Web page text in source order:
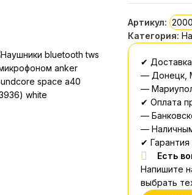
Артикул:
Категория:
✔
— Донецк,
—
✔ Оплата
—
—
✔ Гарантия
Есть
Напишите
выбрать